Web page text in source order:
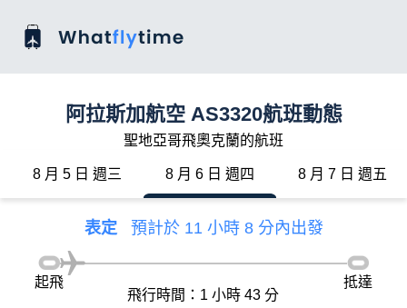
阿拉斯加航空 AS3320航班動態
聖地亞哥飛奧克蘭的航班
8 月 5 日 週三 8 月 6 日 週四 8 月 7 日 週五
表定 預計於 11 小時 8 分內出發
起飛
飛行時間：1 小時 43 分
抵達